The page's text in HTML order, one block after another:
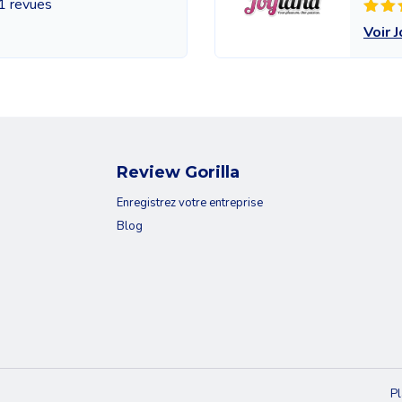
revues
Voir
Review Gorilla
Enregistrez votre entreprise
Blog